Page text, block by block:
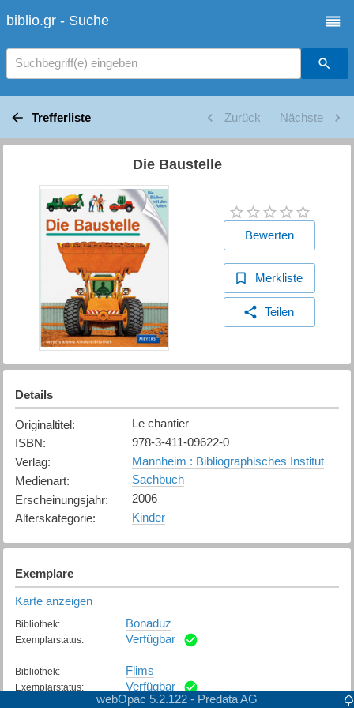
biblio.gr - Suche
Suchbegriff(e) eingeben
Trefferliste Zurück Nächste
Die Baustelle
Bewerten
Merkliste
Teilen
Details
Originaltitel:
Le chantier
ISBN:
978-3-411-09622-0
Verlag:
Mannheim : Bibliographisches Institut
Medienart:
Sachbuch
Erscheinungsjahr:
2006
Alterskategorie: Kinder
Exemplare
Karte anzeigen
Bibliothek: Bonaduz
Exemplarstatus: Verfügbar
Bibliothek: Flims
Exemplarstatus:
Verfügbar
webOpac 5.2.122 - Predata AG